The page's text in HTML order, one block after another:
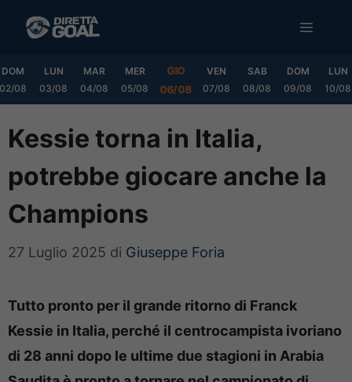
MENU
DOM
02/08
LUN
03/08
MAR
04/08
MER
05/08
GIO
06/08
VEN
07/08
SAB
08/08
DOM
09/08
LUN
10/08
Kessie torna in Italia,
potrebbe giocare anche la
Champions
27 Luglio 2025 di Giuseppe Foria
Tutto pronto per il grande ritorno di Franck
Kessie in Italia, perché il centrocampista ivoriano
di 28 anni dopo le ultime due stagioni in Arabia